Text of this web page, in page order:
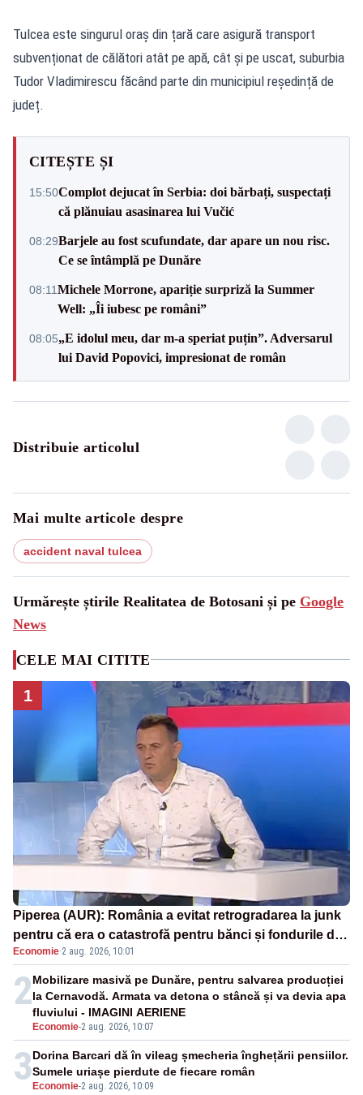
Tulcea este singurul oraș din țară care asigură transport
subvenționat de călători atât pe apă, cât și pe uscat, suburbia
Tudor Vladimirescu făcând parte din municipiul reședință de
județ.
CITEȘTE ȘI
15:50Complot dejucat în Serbia: doi bărbați, suspectați
că plănuiau asasinarea lui Vučić
08:29Barjele au fost scufundate, dar apare un nou risc.
Ce se întâmplă pe Dunăre
08:11Michele Morrone, apariție surpriză la Summer
Well: „Îi iubesc pe români”
08:05„E idolul meu, dar m-a speriat puțin”. Adversarul
lui David Popovici, impresionat de român
Distribuie articolul
Mai multe articole despre
accident naval tulcea
Urmărește știrile Realitatea de Botosani și pe Google
News
CELE MAI CITITE
1
Piperea (AUR): România a evitat retrogradarea la junk
pentru că era o catastrofă pentru bănci și fondurile de
pensii
Economie·2 aug. 2026, 10:01
2
Economie-2 aug. 2026, 10:07
Mobilizare masivă pe Dunăre, pentru salvarea producției
la Cernavodă. Armata va detona o stâncă și va devia apa
fluviului - IMAGINI AERIENE
3 Economie-2 aug. 2026, 10:09
Dorina Barcari dă în vileag șmecheria înghețării pensiilor.
Sumele uriașe pierdute de fiecare român